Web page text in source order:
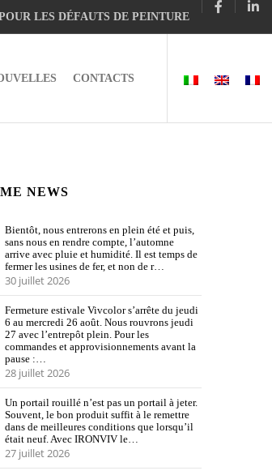
LES DÉFAUTS DE PEINTURE
CONTACTS
NEWS
Bientôt, nous entrerons en plein été et puis,
sans nous en rendre compte, l’automne
arrive avec pluie et humidité. Il est temps de
fermer les usines de fer, et non de r…
30 juillet 2026
Fermeture estivale Vivcolor s’arrête du jeudi
6 au mercredi 26 août. Nous rouvrons jeudi
27 avec l’entrepôt plein. Pour les
commandes et approvisionnements avant la
pause :…
28 juillet 2026
Un portail rouillé n’est pas un portail à jeter.
Souvent, le bon produit suffit à le remettre
dans de meilleures conditions que lorsqu’il
était neuf. Avec IRONVIV le…
27 juillet 2026